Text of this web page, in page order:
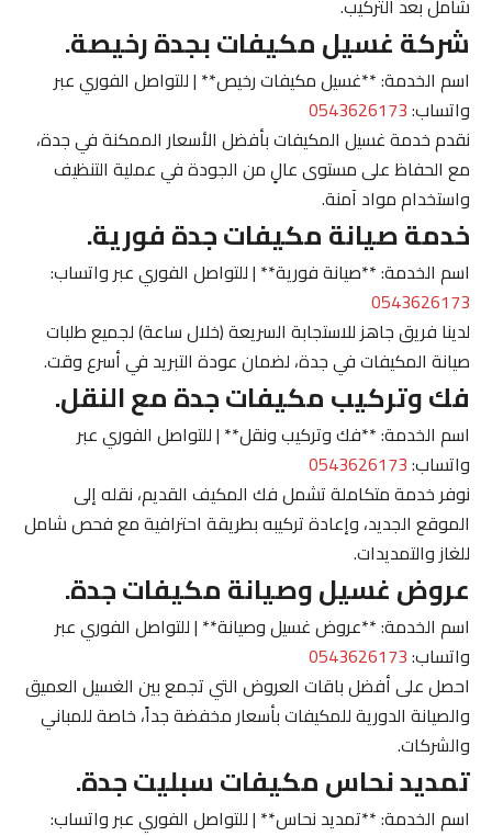
شركة غسيل مكيفات بجدة رخيصة.
اسم الخدمة: **غسيل مكيفات رخيص** | للتواصل الفوري عبر
واتساب:0543626173
نقدم خدمة غسيل المكيفات بأفضل الأسعار الممكنة في جدة،
مع الحفاظ على مستوى عالٍ من الجودة في عملية التنظيف
واستخدام مواد آمنة.
خدمة صيانة مكيفات جدة فورية.
اسم الخدمة: **صيانة فورية** | للتواصل الفوري عبر واتساب:
0543626173
لدينا فريق جاهز للاستجابة السريعة (خلال ساعة) لجميع طلبات
صيانة المكيفات في جدة، لضمان عودة التبريد في أسرع وقت.
فك وتركيب مكيفات جدة مع النقل.
اسم الخدمة: **فك وتركيب ونقل** | للتواصل الفوري عبر
واتساب:0543626173
نوفر خدمة متكاملة تشمل فك المكيف القديم، نقله إلى
الموقع الجديد، وإعادة تركيبه بطريقة احترافية مع فحص شامل
للغاز والتمديدات.
عروض غسيل وصيانة مكيفات جدة.
اسم الخدمة: **عروض غسيل وصيانة** | للتواصل الفوري عبر
واتساب:0543626173
احصل على أفضل باقات العروض التي تجمع بين الغسيل العميق
والصيانة الدورية للمكيفات بأسعار مخفضة جداً، خاصة للمباني
والشركات.
تمديد نحاس مكيفات سبليت جدة.
اسم الخدمة: **تمديد نحاس** | للتواصل الفوري عبر واتساب: